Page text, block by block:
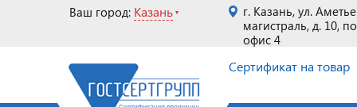
Ваш город: Казань
г. Казань, ул.
магистраль, д. 10,
офис 4
Сертификат на товар